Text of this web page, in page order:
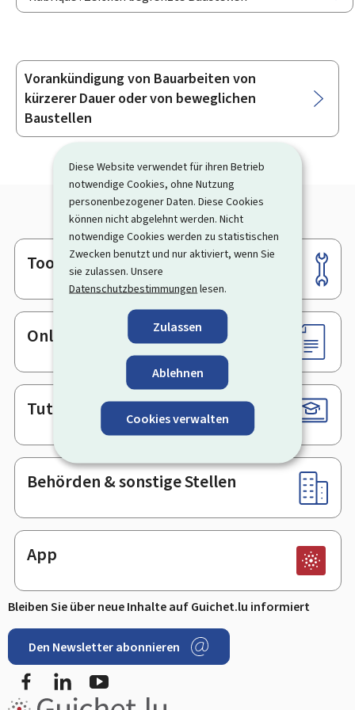
Diese Website verwendet für ihren Betrieb
notwendige Cookies, ohne Nutzung
personenbezogener Daten. Diese Cookies
können nicht abgelehnt werden. Nicht
notwendige Cookies werden zu statistischen
Zwecken benutzt und nur aktiviert, wenn Sie
sie zulassen. Unsere
Datenschutzbestimmungen lesen.
Zulassen
Ablehnen
Cookies verwalten
Unterrubriken
Vorankündigung von Bauarbeiten von
kürzerer Dauer oder von beweglichen
Baustellen
Footer
Tools
Online-Dienste & Formulare
Tutorials
Behörden & sonstige Stellen
App
Bleiben Sie über neue Inhalte auf Guichet.lu informiert
Den Newsletter abonnieren
FacebookLinkedIn